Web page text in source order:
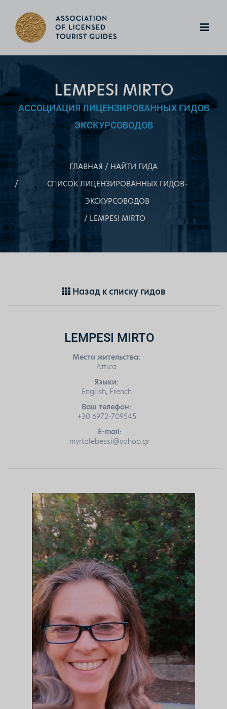
LEMPESI MIRTO
АССОЦИАЦИЯ ЛИЦЕНЗИРОВАННЫХ ГИДОВ
ЭКСКУРСОВОДОВ
ГЛАВНАЯ
НАЙТИ ГИДА
СПИСОК ЛИЦЕНЗИРОВАННЫХ ГИДОВ–
ЭКСКУРСОВОДОВ
LEMPESI MIRTO
Назад к списку гидов
LEMPESI MIRTO
Место жительства:
Attica
Языки:
English, French
Ваш телефон:
+30 6972-709545
E-mail:
myrtolebessi@yahoo.gr